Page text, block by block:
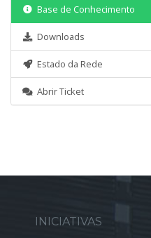
Base de Conhecimento
Downloads
Estado da Rede
Abrir Ticket
INICIATIVAS